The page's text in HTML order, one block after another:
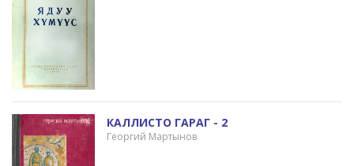
КАЛЛИСТО ГАРАГ - 2
Георгий Мартынов